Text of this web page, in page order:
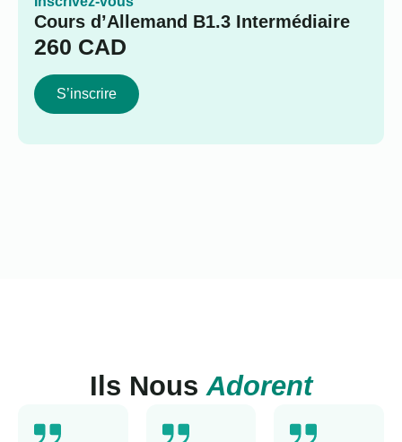
Cours d’Allemand B1.3 Intermédiaire
260 CAD
S’inscrire
Ils NousAdorent